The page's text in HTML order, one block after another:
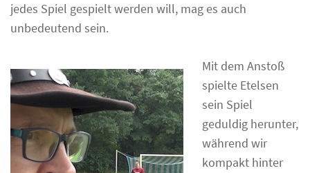
jedes Spiel gespielt werden will, mag es auch
unbedeutend sein.
Mit dem Anstoß
spielte Etelsen
sein Spiel
geduldig herunter,
während wir
kompakt hinter